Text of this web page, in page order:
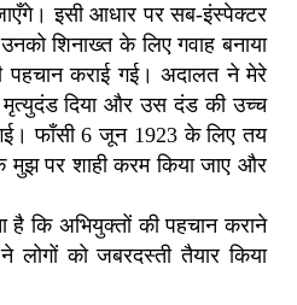
इसी आधार पर सब-इंस्पेक्टर
शिनाख्त के लिए गवाह बनाया
कराई गई। अदालत ने मेरे
दिया और उस दंड की उच्च
गई। फाँसी 6 जून 1923 के लिए तय
मुझ पर शाही करम किया जाए और
है कि अभियुक्तों की पहचान कराने
लोगों को जबरदस्ती तैयार किया